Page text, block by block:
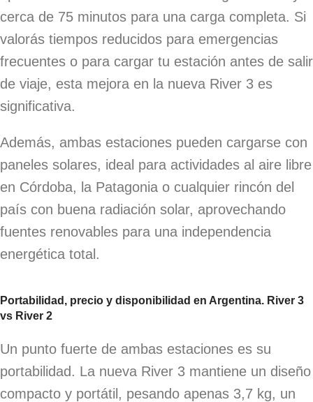
cerca de 75 minutos para una carga completa. Si
valorás tiempos reducidos para emergencias
frecuentes o para cargar tu estación antes de salir
de viaje, esta mejora en la nueva River 3 es
significativa.
Además, ambas estaciones pueden cargarse con
paneles solares, ideal para actividades al aire libre
en Córdoba, la Patagonia o cualquier rincón del
país con buena radiación solar, aprovechando
fuentes renovables para una independencia
energética total.
Portabilidad, precio y disponibilidad en Argentina. River 3
vs River 2
Un punto fuerte de ambas estaciones es su
portabilidad. La nueva River 3 mantiene un diseño
compacto y portátil, pesando apenas 3,7 kg, un